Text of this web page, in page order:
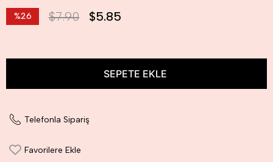
%26
$7.90 $5.85
Telefonla Sipariş
Favorilere Ekle